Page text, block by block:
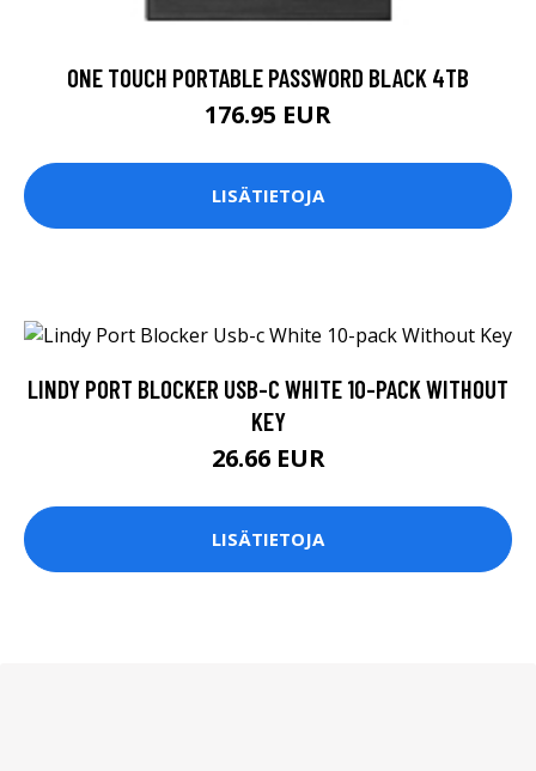
ONE TOUCH PORTABLE PASSWORD BLACK 4TB
176.95 EUR
LISÄTIETOJA
LINDY PORT BLOCKER USB-C WHITE 10-PACK WITHOUT
KEY
26.66 EUR
LISÄTIETOJA